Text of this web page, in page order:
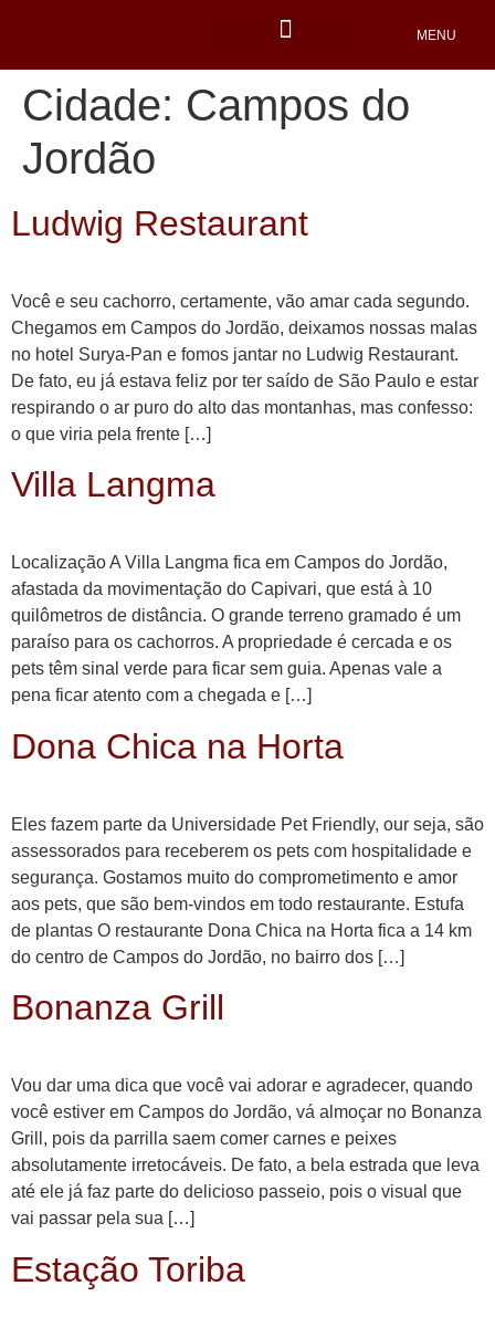
MENU
Cidade: Campos do
Jordão
Ludwig Restaurant
Você e seu cachorro, certamente, vão amar cada segundo.
Chegamos em Campos do Jordão, deixamos nossas malas
no hotel Surya-Pan e fomos jantar no Ludwig Restaurant.
De fato, eu já estava feliz por ter saído de São Paulo e estar
respirando o ar puro do alto das montanhas, mas confesso:
o que viria pela frente […]
Villa Langma
Localização A Villa Langma fica em Campos do Jordão,
afastada da movimentação do Capivari, que está à 10
quilômetros de distância. O grande terreno gramado é um
paraíso para os cachorros. A propriedade é cercada e os
pets têm sinal verde para ficar sem guia. Apenas vale a
pena ficar atento com a chegada e […]
Dona Chica na Horta
Eles fazem parte da Universidade Pet Friendly, our seja, são
assessorados para receberem os pets com hospitalidade e
segurança. Gostamos muito do comprometimento e amor
aos pets, que são bem-vindos em todo restaurante. Estufa
de plantas O restaurante Dona Chica na Horta fica a 14 km
do centro de Campos do Jordão, no bairro dos […]
Bonanza Grill
Vou dar uma dica que você vai adorar e agradecer, quando
você estiver em Campos do Jordão, vá almoçar no Bonanza
Grill, pois da parrilla saem comer carnes e peixes
absolutamente irretocáveis. De fato, a bela estrada que leva
até ele já faz parte do delicioso passeio, pois o visual que
vai passar pela sua […]
Estação Toriba